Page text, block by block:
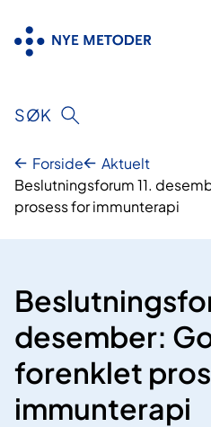
innhold
SØK
Forside
Aktuelt
Beslutningsforum 11.
prosess for immunterapi
desember:
forenklet
immunterapi